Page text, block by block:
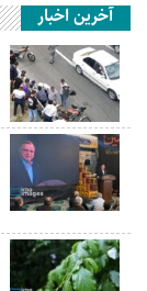
آخرین اخبار